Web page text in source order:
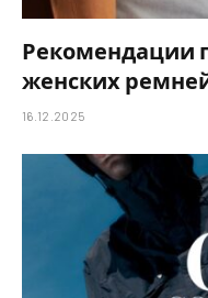
Рекомендации
женских
16.12.2025